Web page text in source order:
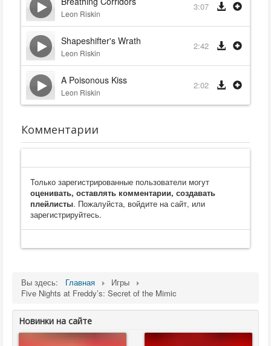
Leon Riskin
3:07
Shapeshifter's Wrath
Leon Riskin
2:42
A Poisonous Kiss
Leon Riskin
2:02
Комментарии
Только зарегистрированные пользователи могут
оценивать, оставлять комментарии, создавать
плейлисты. Пожалуйста, войдите на сайт, или
зарегистрируйтесь.
Вы здесь: Главная
Игры
Five Nights at Freddy’s: Secret of the Mimic
Новинки на сайте